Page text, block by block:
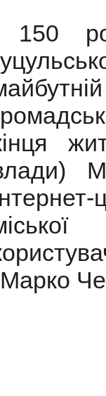
150